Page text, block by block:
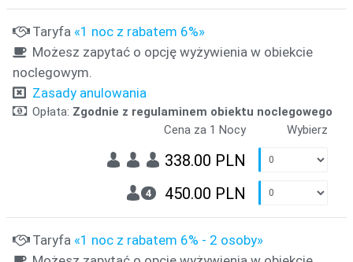
Taryfa «1 noc z rabatem 6%»
Możesz zapytać o opcję wyżywienia w obiekcie
noclegowym.
Zasady anulowania
Opłata: Zgodnie z regulaminem obiektu noclegowego
Cena za 1 Nocy
Wybierz
338.00 PLN
4 450.00 PLN
Taryfa «1 noc z rabatem 6% - 2 osoby»